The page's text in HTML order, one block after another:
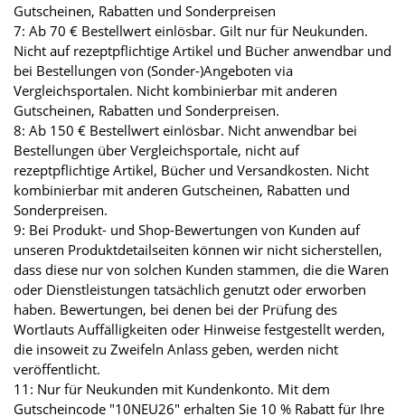
Gutscheinen, Rabatten und Sonderpreisen
7: Ab 70 € Bestellwert einlösbar. Gilt nur für Neukunden.
Nicht auf rezeptpflichtige Artikel und Bücher anwendbar und
bei Bestellungen von (Sonder-)Angeboten via
Vergleichsportalen. Nicht kombinierbar mit anderen
Gutscheinen, Rabatten und Sonderpreisen.
8: Ab 150 € Bestellwert einlösbar. Nicht anwendbar bei
Bestellungen über Vergleichsportale, nicht auf
rezeptpflichtige Artikel, Bücher und Versandkosten. Nicht
kombinierbar mit anderen Gutscheinen, Rabatten und
Sonderpreisen.
9: Bei Produkt- und Shop-Bewertungen von Kunden auf
unseren Produktdetailseiten können wir nicht sicherstellen,
dass diese nur von solchen Kunden stammen, die die Waren
oder Dienstleistungen tatsächlich genutzt oder erworben
haben. Bewertungen, bei denen bei der Prüfung des
Wortlauts Auffälligkeiten oder Hinweise festgestellt werden,
die insoweit zu Zweifeln Anlass geben, werden nicht
veröffentlicht.
11: Nur für Neukunden mit Kundenkonto. Mit dem
Gutscheincode "10NEU26" erhalten Sie 10 % Rabatt für Ihre